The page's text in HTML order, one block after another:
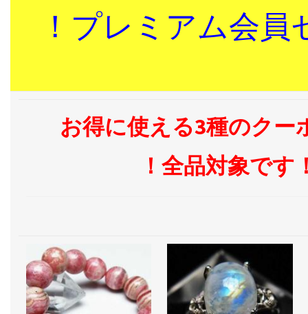
！プレミアム会員
お得に使える3種のクー
！全品対象です